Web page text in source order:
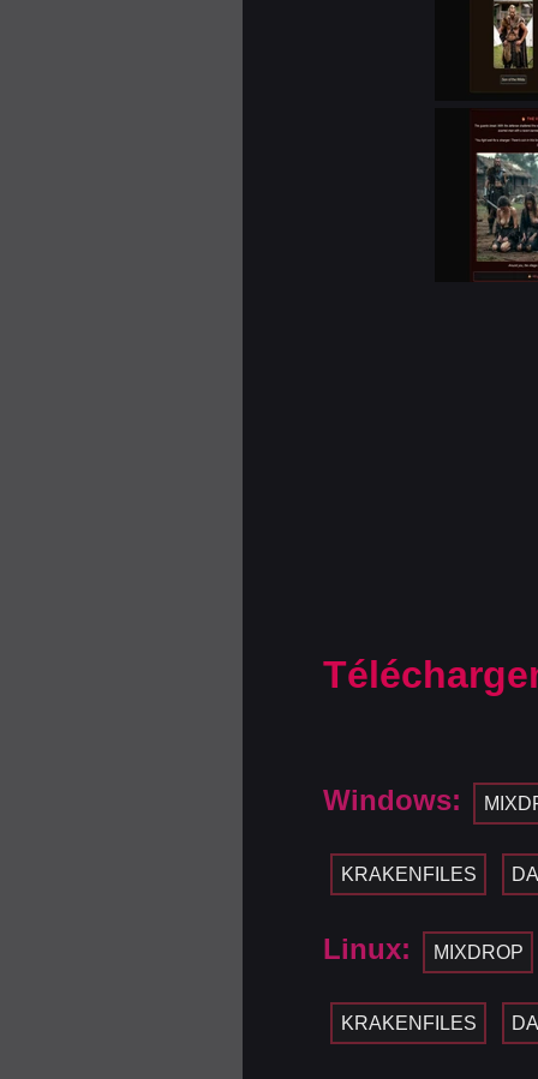
Windows:
KRAKENFILES
Linux: MIXDROP
KRAKENFILES